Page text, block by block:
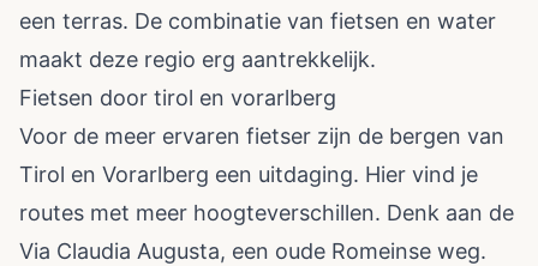
een terras. De combinatie van fietsen en water
maakt deze regio erg aantrekkelijk.
Fietsen door tirol en vorarlberg
Voor de meer ervaren fietser zijn de bergen van
Tirol en Vorarlberg een uitdaging. Hier vind je
routes met meer hoogteverschillen. Denk aan de
Via Claudia Augusta, een oude Romeinse weg.